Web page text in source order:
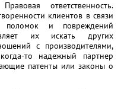
ответственность.
клиентов в связи
и повреждений
их искать других
с производителями,
то надежный партнер
патенты или законы о